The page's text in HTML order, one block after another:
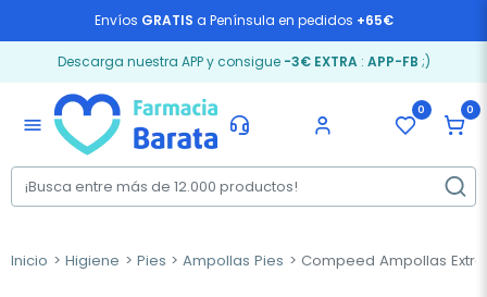
Envíos GRATIS a Península en pedidos +65€
Descarga nuestra APP y consigue -3€ EXTRA: APP-FB ;)
menu
0 0
Inicio Higiene Pies Ampollas Pies Compeed Ampollas